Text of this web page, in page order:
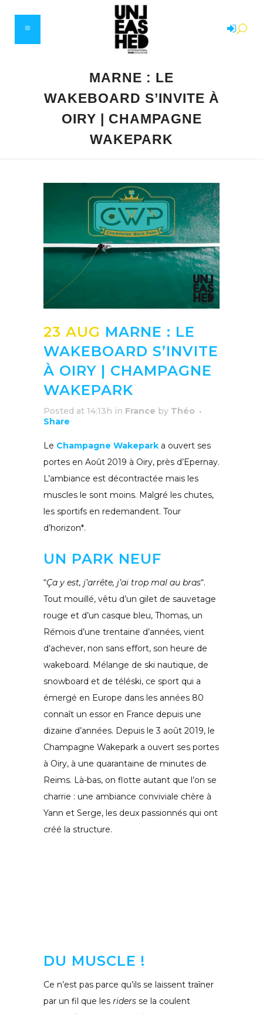
MARNE : LE
WAKEBOARD S’INVITE À
OIRY | CHAMPAGNE
WAKEPARK
23 AUG MARNE : LE
WAKEBOARD S’INVITE
À OIRY | CHAMPAGNE
WAKEPARK
Posted at 14:13h in France by Théo
Share
Le Champagne Wakepark a ouvert ses
portes en Août 2019 à Oiry, près d’Epernay.
L’ambiance est décontractée mais les
muscles le sont moins. Malgré les chutes,
les sportifs en redemandent. Tour
d’horizon*.
UN PARK NEUF
“Ça y est, j’arrête, j’ai trop mal au bras“.
Tout mouillé, vêtu d’un gilet de sauvetage
rouge et d’un casque bleu, Thomas, un
Rémois d’une trentaine d’années, vient
d’achever, non sans effort, son heure de
wakeboard. Mélange de ski nautique, de
snowboard et de téléski, ce sport qui a
émergé en Europe dans les années 80
connaît un essor en France depuis une
dizaine d’années. Depuis le 3 août 2019, le
Champagne Wakepark a ouvert ses portes
à Oiry, à une quarantaine de minutes de
Reims. Là-bas, on flotte autant que l’on se
charrie : une ambiance conviviale chère à
Yann et Serge, les deux passionnés qui ont
créé la structure.
DU MUSCLE !
Ce n’est pas parce qu’ils se laissent traîner
par un fil que les riders se la coulent